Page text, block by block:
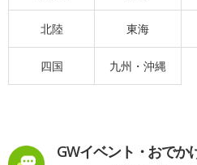
北陸 東海
四国 九州・沖縄
GWイベント・おでか